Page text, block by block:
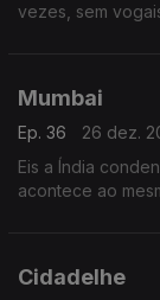
vezes, sem
Mumbai
Ep. 36
26 dez.
Eis a Índia
acontece ao
Cidadelhe